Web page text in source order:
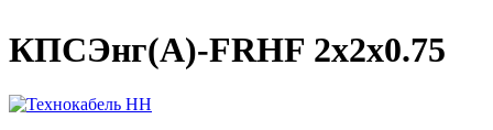
КПСЭнг(А)-FRHF 2х2х0.75